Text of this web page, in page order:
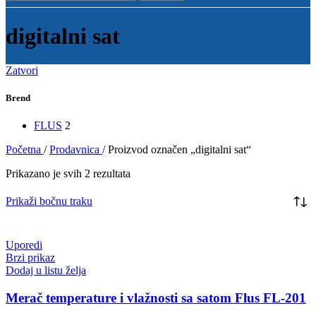
digitalni sat
Zatvori
Brend
FLUS 2
Početna / Prodavnica / Proizvod označen „digitalni sat“
Prikazano je svih 2 rezultata
Prikaži bočnu traku
Uporedi
Brzi prikaz
Dodaj u listu želja
Merač temperature i vlažnosti sa satom Flus FL-201